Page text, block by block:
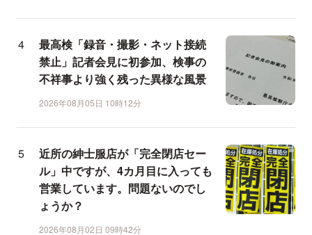
最高検「録音・撮影・ネット接続
禁止」記者会見に初参加、検事の
不祥事より強く残った異様な風景
2026年08月05日 10時12分
近所の紳士服店が「完全閉店セー
ル」中ですが、4カ月目に入っても
営業しています。問題ないのでし
ょうか？
2026年08月02日 09時42分